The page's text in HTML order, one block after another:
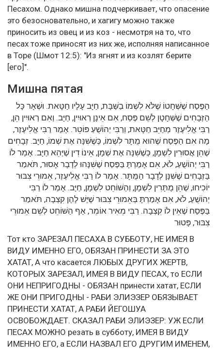
Песахом. Однако мишна подчеркивает, что опасение
это безосновательно, и хагигу можно также
приносить из овец и из коз - несмотря на то, что
песах тоже приносят из них же, исполняя написанное
в Торе (Шмот 12:5): "Из ягнят и из козлят берите
[его]".
Мишна пятая
הַפֶּסַח שֶׁשְּׁחָטוֹ שֶׁלֹּא לִשְׁמוֹ בַשַּׁבָּת, חַיָּב עָלָיו חַטָּאת. וּשְׁאָר כָּל
הַזְּבָחִים שֶׁשְּׁחָטָן לְשֵׁם פֶּסַח, אִם אֵינָן רְאוּיִין, חַיָּב. וְאִם רְאוּיִין הֵן,
רַבִּי אֱלִיעֶזֶר מְחַיֵּב חַטָּאת, וְרַבִּי יְהוֹשֻׁעַ פּוֹטֵר. אָמַר רַבִּי אֱלִיעֶזֶר,
מָה אִם הַפֶּסַח שֶׁהוּא מֻתָּר לִשְׁמוֹ, כְּשֶׁשִּׁנָּה אֶת שְׁמוֹ, חַיָּב. זְבָחִים
שֶׁהֵן אֲסוּרִין לִשְׁמָן, כְּשֶׁשִּׁנָּה אֶת שְׁמָן, אֵינוֹ דִין שֶׁיְּהֵא חַיָּב. אָמַר לוֹ
רַבִּי יְהוֹשֻׁעַ, לֹא, אִם אָמַרְתָּ בַּפֶּסַח שֶׁשִּׁנָּהוּ לְדָבָר אָסוּר, תֹּאמַר
בַּזְּבָחִים שֶׁשִּׁנָּן לְדָבָר הַמֻּתָּר. אָמַר לוֹ רַבִּי אֱלִיעֶזֶר, אֵמוּרֵי צִבּוּר
יוֹכִיחוּ, שֶׁהֵן מֻתָּרִין לִשְׁמָן, וְהַשּׁוֹחֵט לִשְׁמָן, חַיָּב. אָמַר לוֹ רַבִּי
יְהוֹשֻׁעַ, לֹא, אִם אָמַרְתָּ בְּאֵמוּרֵי צִבּוּר שֶׁיֶּשׁ לָהֶן קִצְבָה, תֹּאמַר
בַּפֶּסַח שֶׁאֵין לוֹ קִצְבָה. רַבִּי מֵאִיר אוֹמֵר, אַף הַשּׁוֹחֵט לְשֵׁם אֵמוּרֵי
צִבּוּר, פָּטוּר
Тот кто ЗАРЕЗАЛ ПЕСАХА В СУББОТУ, НЕ ИМЕЯ В
ВИДУ ИМЕННО ЕГО, ОБЯЗАН ПРИНЕСТИ ЗА ЭТО
ХАТАТ, А что касается ЛЮБЫХ ДРУГИХ ЖЕРТВ,
КОТОРЫХ ЗАРЕЗАЛ, ИМЕЯ В ВИДУ ПЕСАХ, то ЕСЛИ
ОНИ НЕПРИГОДНЫ - ОБЯЗАН принести хатат, ЕСЛИ
ЖЕ ОНИ ПРИГОДНЫ - РАБИ ЭЛИЭЗЕР ОБЯЗЫВАЕТ
ПРИНЕСТИ ХАТАТ, А РАБИ ЙЕГОШУА
ОСВОБОЖДАЕТ. СКАЗАЛ РАБИ ЭЛИЭЗЕР: УЖ ЕСЛИ
ПЕСАХ МОЖНО резать в субботу, ИМЕЯ В ВИДУ
ИМЕННО ЕГО, а ЕСЛИ НАЗВАЛ ЕГО ДРУГИМ ИМЕНЕМ,